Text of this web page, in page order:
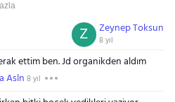
Zeynep Toksun
8 yıl
Z
ettim ben. Jd organikden aldım
Asln 8 yıl